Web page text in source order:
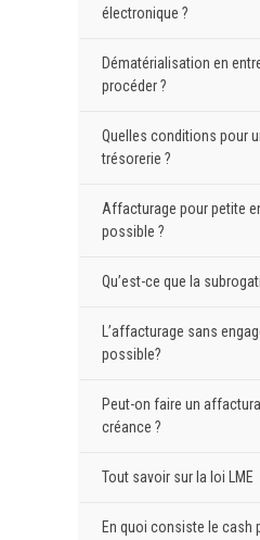
électronique ?
Dématérialisation en
procéder ?
Quelles conditions pour
trésorerie ?
Affacturage pour petite
possible ?
Qu’est-ce que la
L’affacturage sans
possible?
Peut-on faire un
créance ?
Tout savoir sur la loi LME
En quoi consiste le cash